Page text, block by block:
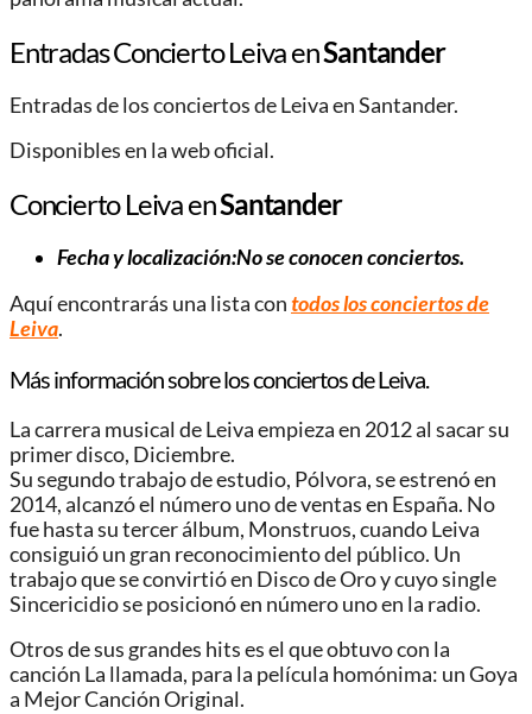
Entradas Concierto Leiva enSantander
Entradas de los conciertos de Leiva en Santander.
Disponibles en la web oficial.
Concierto Leiva enSantander
Fecha y localización:No se conocen conciertos.
Aquí encontrarás una lista contodos los conciertos de
Leiva.
Más información sobre los conciertos de Leiva.
La carrera musical de Leiva empieza en 2012 al sacar su
primer disco, Diciembre.
Su segundo trabajo de estudio, Pólvora, se estrenó en
2014, alcanzó el número uno de ventas en España. No
fue hasta su tercer álbum, Monstruos, cuando Leiva
consiguió un gran reconocimiento del público. Un
trabajo que se convirtió en Disco de Oro y cuyo single
Sincericidio se posicionó en número uno en la radio.
Otros de sus grandes hits es el que obtuvo con la
canción La llamada, para la película homónima: un Goya
a Mejor Canción Original.